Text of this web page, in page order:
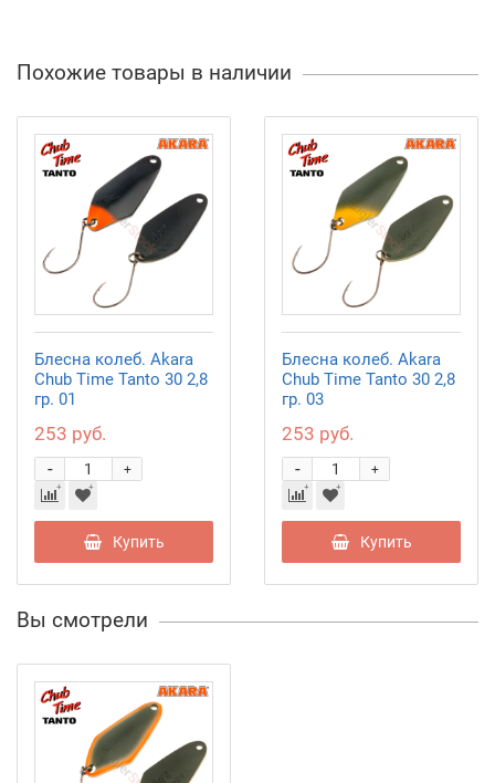
Похожие товары в наличии
Блесна колеб. Akara
Chub Time Tanto 30 2,8
гр. 01
253 руб.
+
-
Купить
Блесна колеб. Akara
Chub Time Tanto 30 2,8
гр. 03
253 руб.
+
-
Купить
Вы смотрели